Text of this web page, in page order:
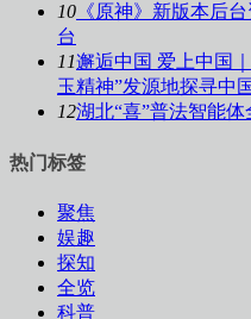
10 《原神》新版本后
台
11邂逅中国 爱上中国
玉精神”发源地探寻中
12湖北“喜”普法智能体
热门标签
聚焦
娱趣
探知
全览
科普